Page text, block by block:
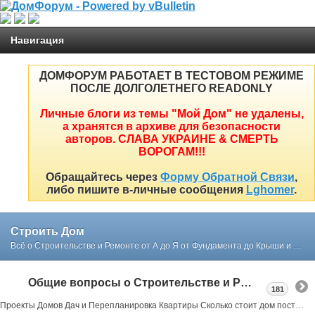
Навигация
ДОМФОРУМ РАБОТАЕТ В ТЕСТОВОМ РЕЖИМЕ
ПОСЛЕ ДОЛГОЛЕТНЕГО READONLY
Личные блоги из темы "Мой Дом" не удалены,
а хранятся в архиве для безопасности
авторов. СЛАВА УКРАИНЕ & СМЕРТЬ
ВОРОГАМ!!!
Обращайтесь через Форму Обратной Связи,
либо пишите в-личные сообщения Lghomer.
Строить Дом
Всё о Строительстве и Ремонте от А до Я от Фундамента до Крыши и Интерьера простым и понятным языком в реальных примерах и советах нашего форума
Общие вопросы о Строительстве и Ремонте
Проекты Домов Дач и Перепланировка Квартиры Сколько стоит дом построить или как выбрать участок под строительство все в реальных примерах тут
181